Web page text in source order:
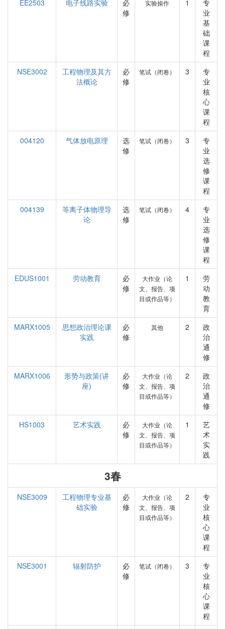
EE2503 电子线路实验
必
修
实验操作 1
专
业
基
础
课
程
NSE3002
工程物理及其方
法概论
必
修
笔试（闭卷） 3
专
业
核
心
课
程
004120
气体放电原理
选
修
笔试（闭卷） 3
专
业
选
修
课
程
004139
等离子体物理导
论
选
修
笔试（闭卷） 4
专
业
选
修
课
程
EDUS1001
劳动教育
必
修
大作业（论
文、报告、项
目或作品等）
1
劳
动
教
育
MARX1005
思想政治理论课
实践
必
修
其他 2
政
治
通
修
MARX1006
形势与政策(讲
座)
必
修
大作业（论
文、报告、项
目或作品等）
2
政
治
通
修
HS1003
艺术实践
必
修
大作业（论
文、报告、项
目或作品等）
1
艺
术
实
践
3春
NSE3009
工程物理专业基
础实验
必
修
大作业（论
文、报告、项
目或作品等）
2
专
业
核
心
课
程
NSE3001
辐射防护
必
修
笔试（闭卷） 3
专
业
核
心
课
程